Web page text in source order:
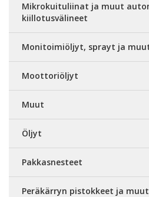
Mikrokuituliinat ja muut
kiillotusvälineet
Monitoimiöljyt, sprayt ja
Moottoriöljyt
Muut
Öljyt
Pakkasnesteet
Peräkärryn pistokkeet ja